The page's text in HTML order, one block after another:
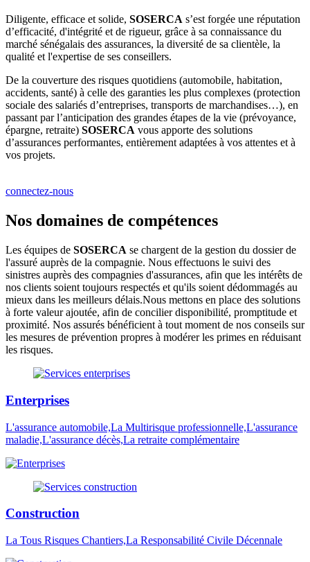
Diligente, efficace et solide, SOSERCA s’est forgée une réputation
d’efficacité, d'intégrité et de rigueur, grâce à sa connaissance du
marché sénégalais des assurances, la diversité de sa clientèle, la
qualité et l'expertise de ses conseillers.
De la couverture des risques quotidiens (automobile, habitation,
accidents, santé) à celle des garanties les plus complexes (protection
sociale des salariés d’entreprises, transports de marchandises…), en
passant par l’anticipation des grandes étapes de la vie (prévoyance,
épargne, retraite) SOSERCA vous apporte des solutions
d’assurances performantes, entièrement adaptées à vos attentes et à
vos projets.
connectez-nous
Nos domaines de compétences
Les équipes de SOSERCA se chargent de la gestion du dossier de
l'assuré auprès de la compagnie. Nous effectuons le suivi des
sinistres auprès des compagnies d'assurances, afin que les intérêts de
nos clients soient toujours respectés et qu'ils soient dédommagés au
mieux dans les meilleurs délais.Nous mettons en place des solutions
à forte valeur ajoutée, afin de concilier disponibilité, promptitude et
proximité. Nos assurés bénéficient à tout moment de nos conseils sur
les mesures de prévention propres à modérer les primes en réduisant
les risques.
Enterprises
L'assurance automobile,La Multirisque professionnelle,L'assurance
maladie,L'assurance décès,La retraite complémentaire
Construction
La Tous Risques Chantiers,La Responsabilité Civile Décennale